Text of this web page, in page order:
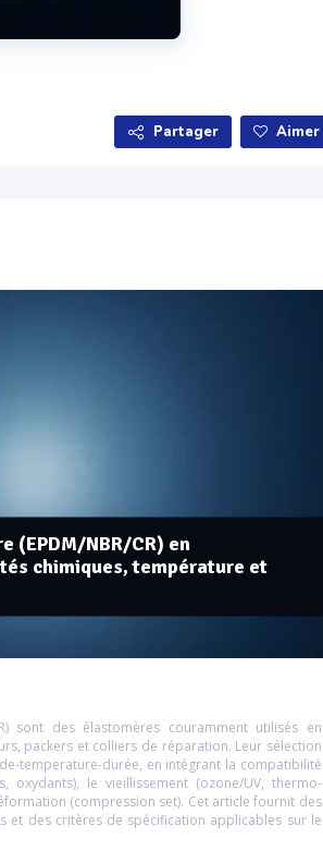
Partager Aimer
(EPDM/NBR/CR) en
chimiques, température et
sont des élastomères couramment utilisés en
packers et colliers de réparation. Leur sélection
temperature-durée, en intégrant la compatibilité
oxydants), le vieillissement (ozone/UV, thermo-
(compression set). Cet article fournit des
et des critères de spécification applicables sur le